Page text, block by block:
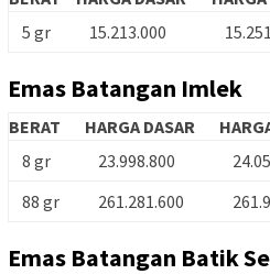
5 gr
15.213.000
Emas Batangan Imlek
BERAT HARGA DASAR
8 gr
23.998.800
88 gr
261.281.600
Emas Batangan Batik